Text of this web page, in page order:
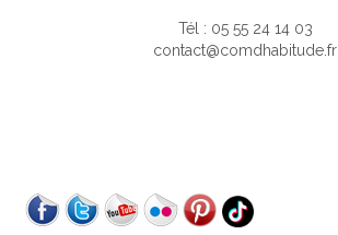
Tél : 05 55 24 14 03
contact@comdhabitude.fr